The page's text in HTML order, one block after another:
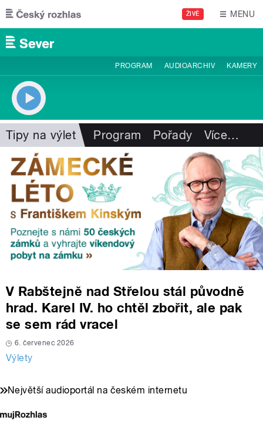
Přejít k hlavnímu obsahu
ŽIVĚ MENU
PROGRAM AUDIOARCHIV KAMERY
Tipy na výlet Program Pořady Více…
V Rabštejně nad Střelou stál původně
hrad. Karel IV. ho chtěl zbořit, ale pak
se sem rád vracel
6. červenec 2026
Výlety
Největší audioportál na českém internetu